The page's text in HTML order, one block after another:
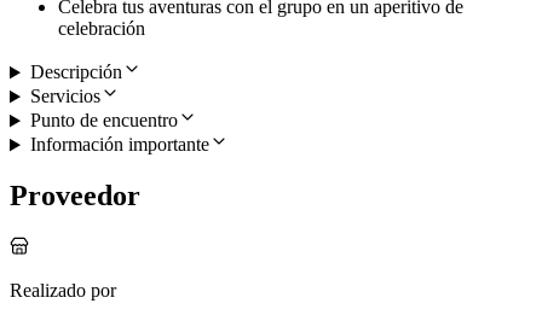
Celebra tus aventuras con el grupo en un aperitivo de
celebración
Descripción
Servicios
Punto de encuentro
Información importante
Proveedor
Realizado por